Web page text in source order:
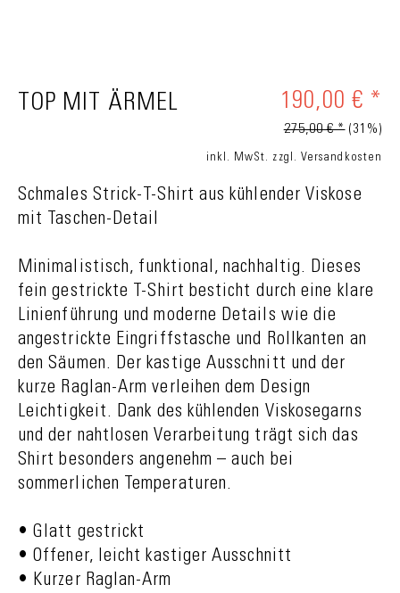
TOP MIT ÄRMEL 190,00 € *
275,00 € * (31%)
inkl. MwSt. zzgl. Versandkosten
Schmales Strick-T-Shirt aus kühlender Viskose
mit Taschen-Detail
Minimalistisch, funktional, nachhaltig. Dieses
fein gestrickte T-Shirt besticht durch eine klare
Linienführung und moderne Details wie die
angestrickte Eingriffstasche und Rollkanten an
den Säumen. Der kastige Ausschnitt und der
kurze Raglan-Arm verleihen dem Design
Leichtigkeit. Dank des kühlenden Viskosegarns
und der nahtlosen Verarbeitung trägt sich das
Shirt besonders angenehm – auch bei
sommerlichen Temperaturen.
• Glatt gestrickt
• Offener, leicht kastiger Ausschnitt
• Kurzer Raglan-Arm